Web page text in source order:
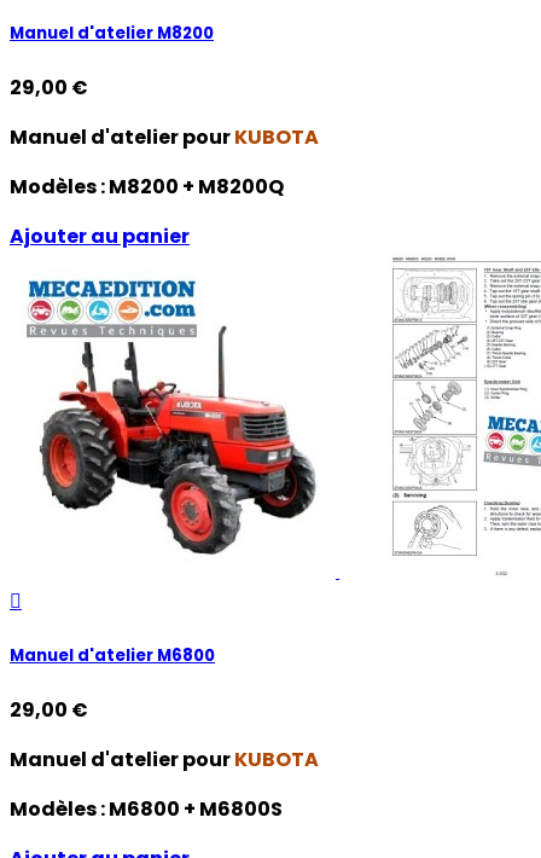
Manuel d'atelier M8200
29,00 €
Manuel d'atelier pourKUBOTA
Modèles :M8200 + M8200Q
Ajouter au panier

Manuel d'atelier M6800
29,00 €
Manuel d'atelier pourKUBOTA
Modèles :M6800 + M6800S